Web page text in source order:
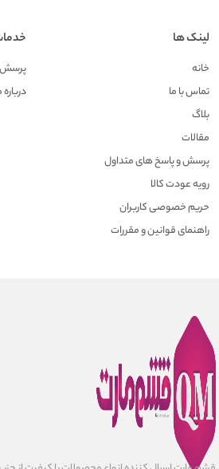
لینک ها
خانه
تماس با ما
بلاگ
مقالات
پرسش و پاسخ های متداول
رویه عودت کالا
حریم خصوصی کاربران
راهنمای قوانین و مقررات
پرسش
درباره